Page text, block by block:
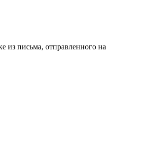
из письма, отправленного на